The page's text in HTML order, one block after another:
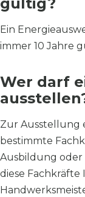
Ein
immer 10 Jahre
Wer darf
Zur Ausstellung
bestimmte
Ausbildung oder
diese